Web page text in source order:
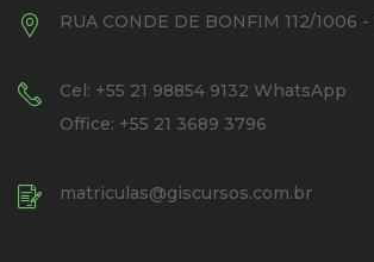
RUA CONDE DE BONFIM 112/1006 -
Cel: +55 21 98854 9132 WhatsApp
Office: +55 21 3689 3796
matriculas@giscursos.com.br